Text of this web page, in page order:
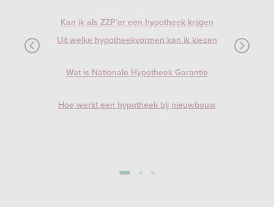
Kan ik als ZZP’er een hypotheek krijgen
Uit welke hypotheekvormen kan ik kiezen
Wat is Nationale Hypotheek Garantie
Hoe werkt een hypotheek bij nieuwbouw
1 2 3